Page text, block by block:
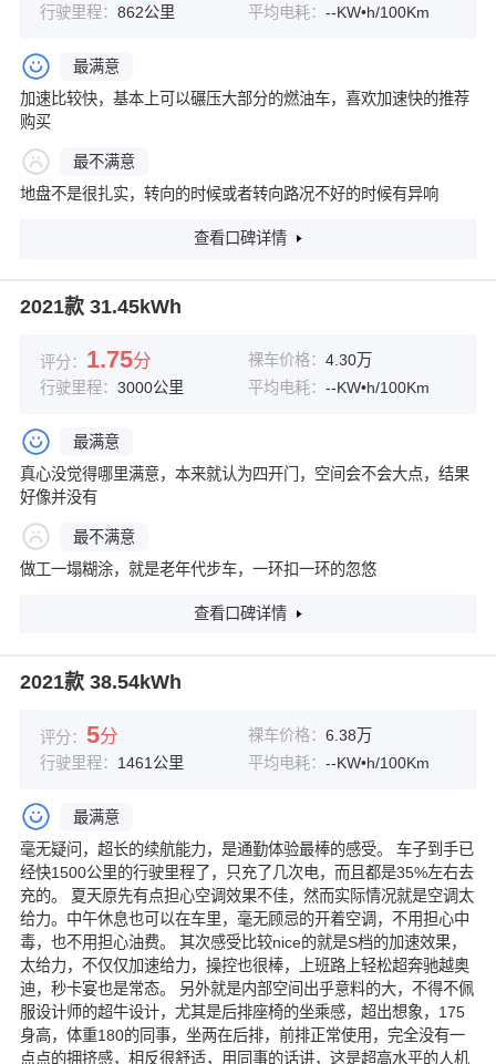
行驶里程： 862公里 平均电耗： --KW•h/100Km
最满意
加速比较快，基本上可以碾压大部分的燃油车，喜欢加速快的推荐
购买
最不满意
地盘不是很扎实，转向的时候或者转向路况不好的时候有异响
查看口碑详情
2021款 31.45kWh
评分： 1.75分 裸车价格： 4.30万
行驶里程： 3000公里 平均电耗： --KW•h/100Km
最满意
真心没觉得哪里满意，本来就认为四开门，空间会不会大点，结果
好像并没有
最不满意
做工一塌糊涂，就是老年代步车，一环扣一环的忽悠
查看口碑详情
2021款 38.54kWh
评分： 5分 裸车价格： 6.38万
行驶里程： 1461公里 平均电耗： --KW•h/100Km
最满意
毫无疑问，超长的续航能力，是通勤体验最棒的感受。 车子到手已
经快1500公里的行驶里程了，只充了几次电，而且都是35%左右去
充的。 夏天原先有点担心空调效果不佳，然而实际情况就是空调太
给力。中午休息也可以在车里，毫无顾忌的开着空调，不用担心中
毒，也不用担心油费。 其次感受比较nice的就是S档的加速效果，
太给力，不仅仅加速给力，操控也很棒，上班路上轻松超奔驰越奥
迪，秒卡宴也是常态。 另外就是内部空间出乎意料的大，不得不佩
服设计师的超牛设计，尤其是后排座椅的坐乘感，超出想象，175
身高，体重180的同事，坐两在后排，前排正常使用，完全没有一
点点的拥挤感，相反很舒适，用同事的话讲，这是超高水平的人机